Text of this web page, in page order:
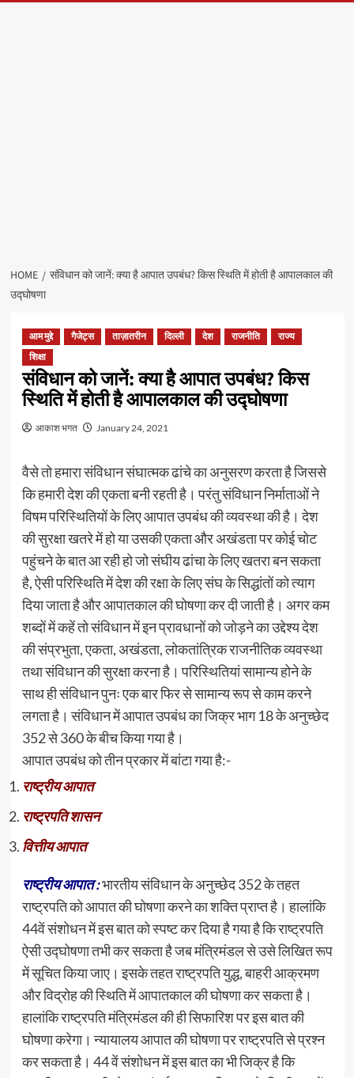
HOME
संविधान को जानें: क्या है आपात उपबंध? किस स्थिति में होती है आपालकाल की
उद्घोषणा
आम मुद्दे गैजेट्स ताज़ातरीन दिल्ली देश राजनीति
राज्य
शिक्षा
संविधान को जानें: क्या है आपात उपबंध? किस
स्थिति में होती है आपालकाल की उद्घोषणा
आकाश भगत January 24, 2021
वैसे तो हमारा संविधान संघात्मक ढांचे का अनुसरण करता है जिससे
कि हमारी देश की एकता बनी रहती है। परंतु संविधान निर्माताओं ने
विषम परिस्थितियों के लिए आपात उपबंध की व्यवस्था की है। देश
की सुरक्षा खतरे में हो या उसकी एकता और अखंडता पर कोई चोट
पहुंचने के बात आ रही हो जो संघीय ढांचा के लिए खतरा बन सकता
है, ऐसी परिस्थिति में देश की रक्षा के लिए संघ के सिद्धांतों को त्याग
दिया जाता है और आपातकाल की घोषणा कर दी जाती है। अगर कम
शब्दों में कहें तो संविधान में इन प्रावधानों को जोड़ने का उद्देश्य देश
की संप्रभुता, एकता, अखंडता, लोकतांत्रिक राजनीतिक व्यवस्था
तथा संविधान की सुरक्षा करना है। परिस्थितियां सामान्य होने के
साथ ही संविधान पुनः एक बार फिर से सामान्य रूप से काम करने
लगता है। संविधान में आपात उपबंध का जिक्र भाग 18 के अनुच्छेद
352 से 360 के बीच किया गया है।
आपात उपबंध को तीन प्रकार में बांटा गया है:-
राष्ट्रीय आपात
राष्ट्रपति शासन
वित्तीय आपात
राष्ट्रीय आपात :भारतीय संविधान के अनुच्छेद 352 के तहत
राष्ट्रपति को आपात की घोषणा करने का शक्ति प्राप्त है। हालांकि
44वें संशोधन में इस बात को स्पष्ट कर दिया है गया है कि राष्ट्रपति
ऐसी उद्घोषणा तभी कर सकता है जब मंत्रिमंडल से उसे लिखित रूप
में सूचित किया जाए। इसके तहत राष्ट्रपति युद्ध, बाहरी आक्रमण
और विद्रोह की स्थिति में आपातकाल की घोषणा कर सकता है।
हालांकि राष्ट्रपति मंत्रिमंडल की ही सिफारिश पर इस बात की
घोषणा करेगा। न्यायालय आपात की घोषणा पर राष्ट्रपति से प्रश्न
कर सकता है। 44 वें संशोधन में इस बात का भी जिक्र है कि